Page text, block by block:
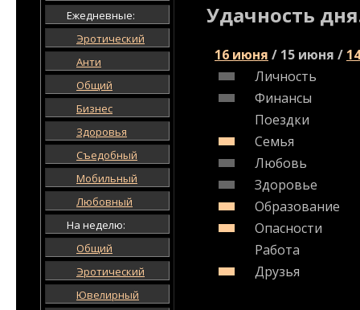
Ежедневные:
Эротический
Анти
Общий
Бизнес
Здоровья
Съедобный
Мобильный
Любовный
На неделю:
Общий
Эротический
Ювелирный
Удачность
16 июня / 15 июня /
Личность
Финансы
Поездки
Семья
Любовь
Здоровье
Образование
Опасности
Работа
Друзья